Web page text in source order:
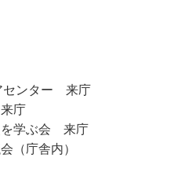
ンター 来庁
庁
学ぶ会 来庁
庁舎内）